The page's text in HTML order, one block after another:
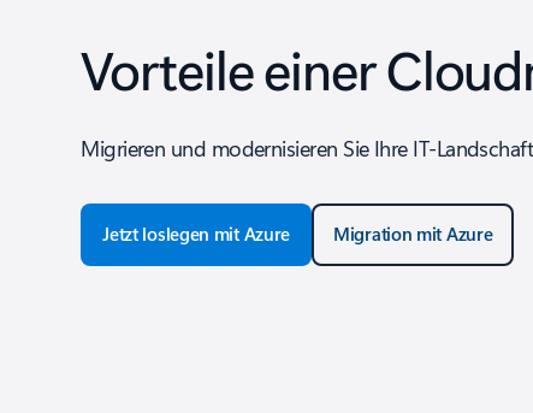
Vorteile einer
Migrieren und modernisieren Sie Ihre IT-
Jetzt loslegen mit Azure Migration mit Azure